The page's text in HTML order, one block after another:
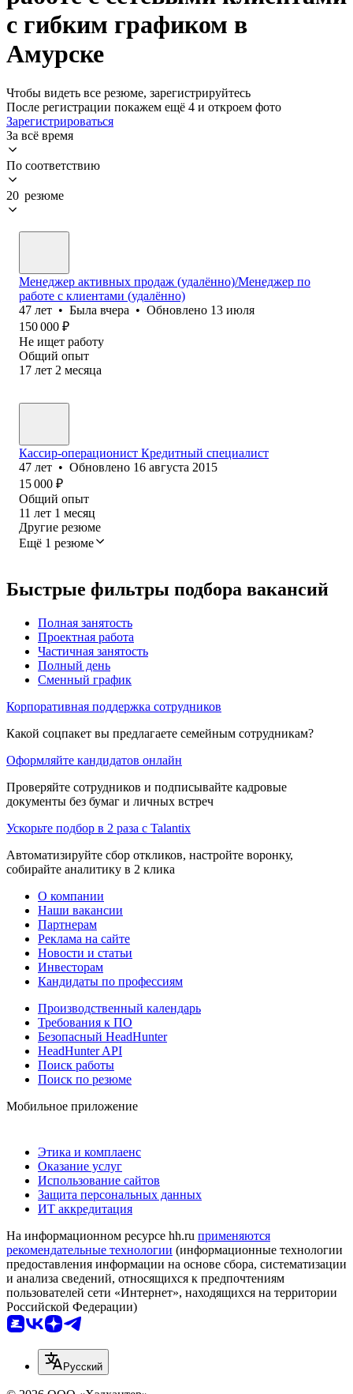
с гибким графиком в
Амурске
Чтобы видеть все резюме, зарегистрируйтесь
После регистрации покажем ещё 4 и откроем фото
Зарегистрироваться
За всё время
По соответствию
20 резюме
Менеджер активных продаж (удалённо)/Менеджер по
работе с клиентами (удалённо)
47 лет • Была вчера • Обновлено 13 июля
150 000 ₽
Не ищет работу
Общий опыт
17 лет 2 месяца
Кассир-операционист Кредитный специалист
47 лет • Обновлено 16 августа 2015
15 000 ₽
Общий опыт
11 лет 1 месяц
Другие резюме
Ещё 1 резюме
Быстрые фильтры подбора вакансий
Полная занятость
Проектная работа
Частичная занятость
Полный день
Сменный график
Корпоративная поддержка сотрудников
Какой соцпакет вы предлагаете семейным сотрудникам?
Оформляйте кандидатов онлайн
Проверяйте сотрудников и подписывайте кадровые
документы без бумаг и личных встреч
Ускорьте подбор в 2 раза с Talantix
Автоматизируйте сбор откликов, настройте воронку,
собирайте аналитику в 2 клика
О компании
Наши вакансии
Партнерам
Реклама на сайте
Новости и статьи
Инвесторам
Кандидаты по профессиям
Производственный календарь
Требования к ПО
Безопасный HeadHunter
HeadHunter API
Поиск работы
Поиск по резюме
Мобильное приложение
Этика и комплаенс
Оказание услуг
Использование сайтов
Защита персональных данных
ИТ аккредитация
На информационном ресурсе hh.ru применяются
рекомендательные технологии (информационные технологии
предоставления информации на основе сбора, систематизации
и анализа сведений, относящихся к предпочтениям
пользователей сети «Интернет», находящихся на территории
Российской Федерации)
Русский